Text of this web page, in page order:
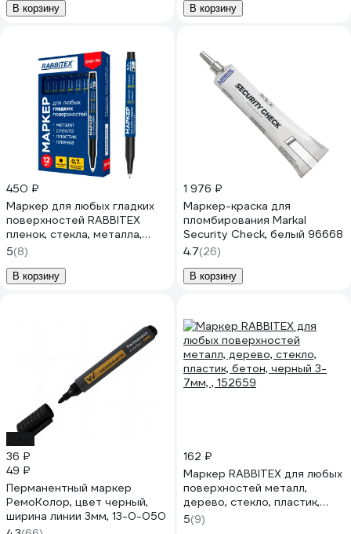
В корзину В корзину
450 ₽
Маркер для любых гладких
поверхностей RABBITEX
пленок, стекла, металла,
черный OHP-70, КОМПЛЕКТ
12 шт., 0,7мм,, 152658
5(8)
В корзину
1 976 ₽
Маркер-краска для
пломбирования Markal
Security Check, белый 96668
4.7(26)
В корзину
36 ₽
49 ₽
Перманентный маркер
РемоКолор, цвет черный,
ширина линии 3мм, 13-0-050
162 ₽
Маркер RABBITEX для любых
поверхностей металл,
дерево, стекло, пластик,
бетон, черный 3-7мм, ,
152659
5(9)